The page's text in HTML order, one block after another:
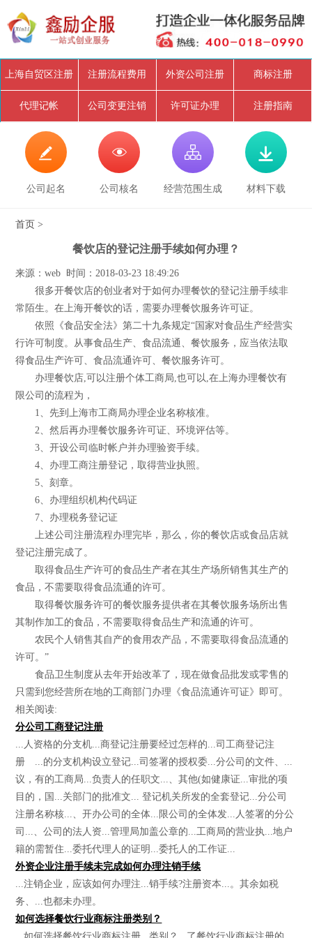
上海自贸区注册 注册流程费用 外资公司注册 商标注册
代理记帐 公司变更注销 许可证办理 注册指南

公司起名

公司核名

经营范围生成

材料下载
首页 >
餐饮店的登记注册手续如何办理？
来源：web 时间：2018-03-23 18:49:26
很多开餐饮店的创业者对于如何办理餐饮的登记注册手续非
常陌生。在上海开餐饮的话，需要办理餐饮服务许可证。
依照《食品安全法》第二十九条规定“国家对食品生产经营实
行许可制度。从事食品生产、食品流通、餐饮服务，应当依法取
得食品生产许可、食品流通许可、餐饮服务许可。
办理餐饮店,可以注册个体工商局,也可以,在上海办理餐饮有
限公司的流程为，
1、先到上海市工商局办理企业名称核准。
2、然后再办理餐饮服务许可证、环境评估等。
3、开设公司临时帐户并办理验资手续。
4、办理工商注册登记，取得营业执照。
5、刻章。
6、办理组织机构代码证
7、办理税务登记证
上述公司注册流程办理完毕，那么，你的餐饮店或食品店就
登记注册完成了。
取得食品生产许可的食品生产者在其生产场所销售其生产的
食品，不需要取得食品流通的许可。
取得餐饮服务许可的餐饮服务提供者在其餐饮服务场所出售
其制作加工的食品，不需要取得食品生产和流通的许可。
农民个人销售其自产的食用农产品，不需要取得食品流通的
许可。”
食品卫生制度从去年开始改革了，现在做食品批发或零售的
只需到您经营所在地的工商部门办理《食品流通许可证》即可。
相关阅读:
分公司工商登记注册
...人资格的分支机...商登记注册要经过怎样的...司工商登记注
册 ...的分支机构设立登记...司签署的授权委...分公司的文件、...
议，有的工商局...负责人的任职文...、其他(如健康证...审批的项
目的，国...关部门的批准文... 登记机关所发的全套登记...分公司
注册名称核...、开办公司的全体...限公司的全体发...人签署的分公
司...、公司的法人资...管理局加盖公章的...工商局的营业执...地户
籍的需暂住...委托代理人的证明...委托人的工作证...
外资企业注册手续未完成如何办理注销手续
...注销企业，应该如何办理注...销手续?注册资本...。其余如税
务、...也都未办理。
如何选择餐饮行业商标注册类别？